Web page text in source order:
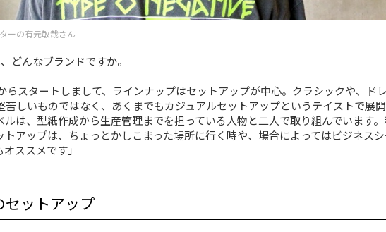
ーの有元敏哉さん
どんなブランドですか。
らスタートしまして、ラインナップはセットアップが中心。クラシックや、ド
苦しいものではなく、あくまでもカジュアルセットアップというテイストで展
ルは、型紙作成から生産管理までを担っている人物と二人で取り組んでいます
トアップは、ちょっとかしこまった場所に行く時や、場合によってはビジネス
ススメです」
セットアップ